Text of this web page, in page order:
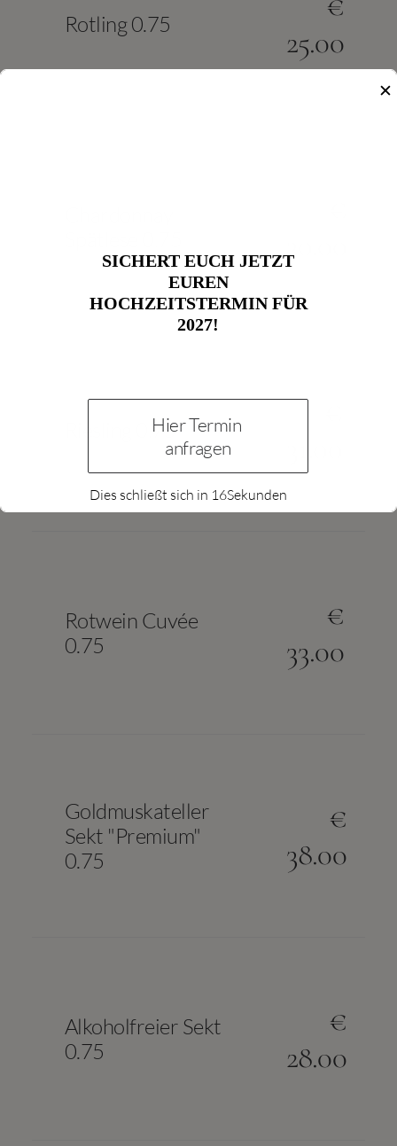
Rotling 0.75
25.00
30.00
Riesling 0.75
Rotwein Cuvée
0.75
€
33.00
Goldmuskateller
Sekt "Premium"
0.75
€
38.00
Alkoholfreier Sekt
0.75
€
28.00
✕
SICHERT EUCH JETZT
EUREN
HOCHZEITSTERMIN FÜR
2027!
Hier Termin
anfragen
Dies schließt sich in 15Sekunden